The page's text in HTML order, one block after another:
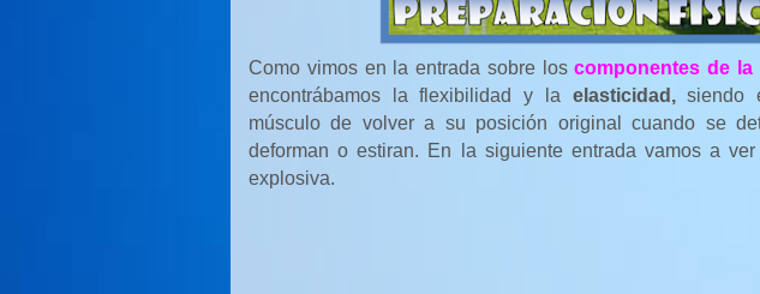
Como vimos en la entrada sobre loscomponentes de
encontrábamos la flexibilidad y la elasticidad,siendo
músculo de volver a su posición original cuando se
deforman o estiran. En la siguiente entrada vamos a
explosiva.